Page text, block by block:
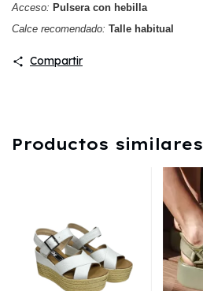
Acceso: Pulsera con hebilla
Calce recomendado: Talle habitual
Compartir
Productos similares